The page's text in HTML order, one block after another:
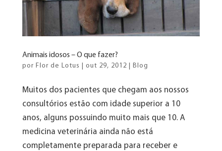
Animais idosos – O que fazer?
por Flor de Lotus out 29, 2012 Blog
Muitos dos pacientes que chegam aos nossos
consultórios estão com idade superior a 10
anos, alguns possuindo muito mais que 10. A
medicina veterinária ainda não está
completamente preparada para receber e